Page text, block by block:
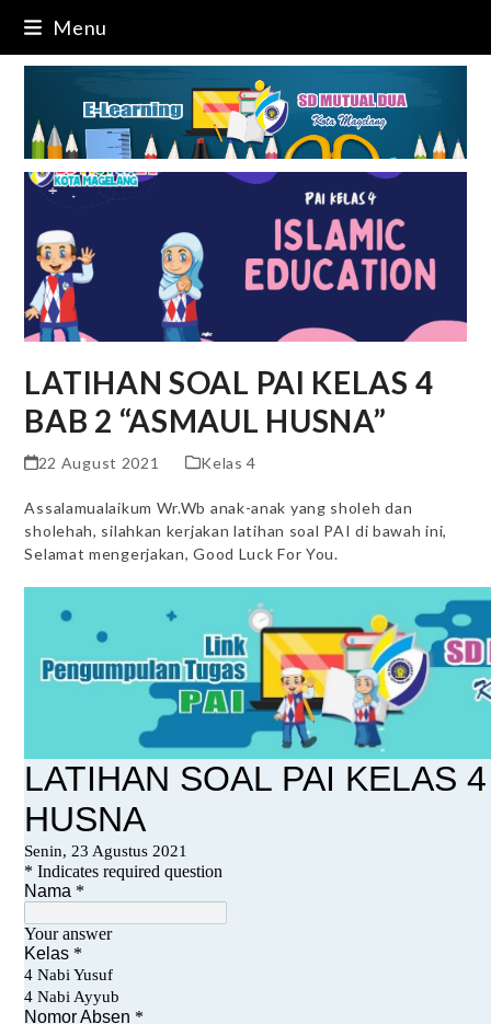
content
Menu
LATIHAN SOAL PAI KELAS 4
BAB 2 “ASMAUL HUSNA”
22 August 2021 Kelas 4
Assalamualaikum Wr.Wb anak-anak yang sholeh dan
sholehah, silahkan kerjakan latihan soal PAI di bawah ini,
Selamat mengerjakan, Good Luck For You.